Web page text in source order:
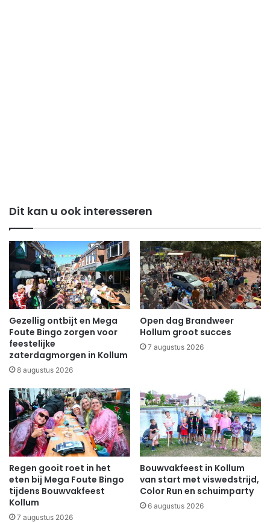
Dit kan u ook interesseren
Gezellig ontbijt en Mega
Foute Bingo zorgen voor
feestelijke
zaterdagmorgen in Kollum
8 augustus 2026
Open dag Brandweer
Hollum groot succes
7 augustus 2026
Regen gooit roet in het
eten bij Mega Foute Bingo
tijdens Bouwvakfeest
Kollum
7 augustus 2026
Bouwvakfeest in Kollum
van start met viswedstrijd,
Color Run en schuimparty
6 augustus 2026